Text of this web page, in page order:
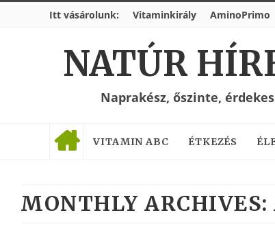
Itt vásárolunk: Vitaminkirály AminoPrimo
NATÚR
Naprakész, őszinte, érdekes
VITAMIN ABC ÉTKEZÉS
MONTHLY ARCHIVES: